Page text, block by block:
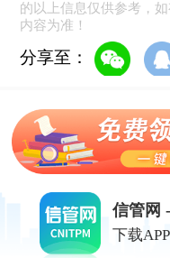
的以上信息仅供参考，
内容为准！
分享至：
信管网
下载